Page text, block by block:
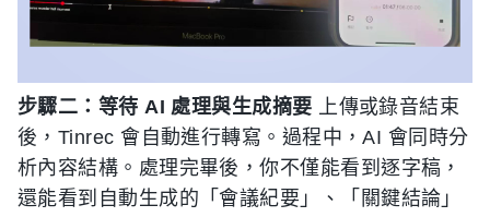
步驟二：等待 AI 處理與生成摘要 上傳或錄音結束
後，Tinrec 會自動進行轉寫。過程中，AI 會同時分
析內容結構。處理完畢後，你不僅能看到逐字稿，
還能看到自動生成的「會議紀要」、「關鍵結論」